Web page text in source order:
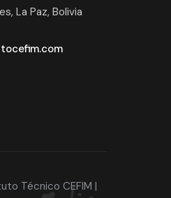
La Paz, Bolivia
Técnico CEFIM |